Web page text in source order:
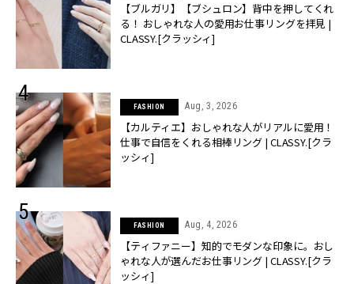
【ブルガリ】【ブシュロン】背中を押してくれ
る！ おしゃれな人の愛用お仕事リングを拝見 |
CLASSY.[クラッシィ]
FASHION Aug, 3, 2026
【カルティエ】おしゃれな人がリアルに愛用！
仕事で自信をくれる相棒リング | CLASSY.[クラ
ッシィ]
FASHION Aug, 4, 2026
【ティファニー】知的でモダンな印象に。おし
ゃれな人が選んだお仕事リング | CLASSY.[クラ
ッシィ]